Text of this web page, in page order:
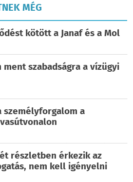
MÉG
kötött a Janaf és a Mol
ment szabadságra a vízügyi
a
részletben érkezik az
nem kell igényelni